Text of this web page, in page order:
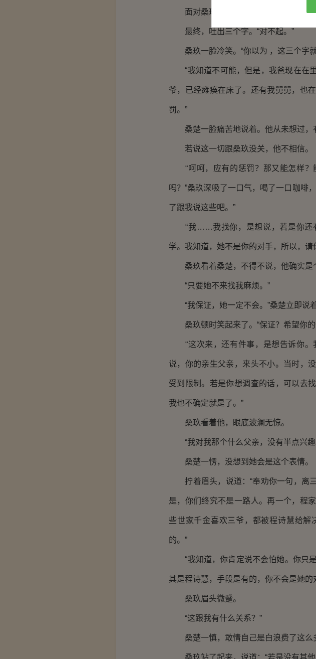
面对桑玖的质问，桑楚脸色无比难看
最终，吐出三个字。“对不起。”
桑玖一脸冷笑。“你以为 ，这三个字就
“我知道不可能，但是，我爸现在在
爷，已经瘫痪在床了。还有我舅舅，也
罚。”
桑楚一脸痛苦地说着。他从未想过，
若说这一切跟桑玖没关，他不相信。
“呵呵，应有的惩罚？那又能怎样？
吗？”桑玖深吸了一口气，喝了一口咖啡
了跟我说这些吧。”
“我……我找你，是想说，若是你还有
学。我知道，她不是你的对手，所以，请
桑玖看着桑楚，不得不说，他确实是
“只要她不来找我麻烦。”
“我保证，她一定不会。”桑楚立即说着
桑玖顿时笑起来了。“保证？希望你的
“这次来，还有件事，是想告诉你。
说，你的亲生父亲，来头不小。当时，
受到限制。若是你想调查的话，可以去
我也不确定就是了。”
桑玖看着他，眼底波澜无惊。
“我对我那个什么父亲，没有半点兴趣
桑楚一愣，没想到她会是这个表情。
拧着眉头，说道：“奉劝你一句，离
是，你们终究不是一路人。再一个，程
些世家千金喜欢三爷，都被程诗慧给
的。”
“我知道，你肯定说不会怕她。你只是
其是程诗慧，手段是有的，你不会是她的
桑玖眉头微蹙。
“这跟我有什么关系？”
桑楚一慎，敢情自己是白浪费了这么
桑玖站了起来，说道：“若是没有其他